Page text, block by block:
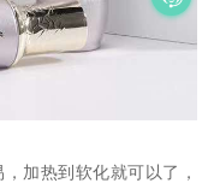
加热到软化就可以了，